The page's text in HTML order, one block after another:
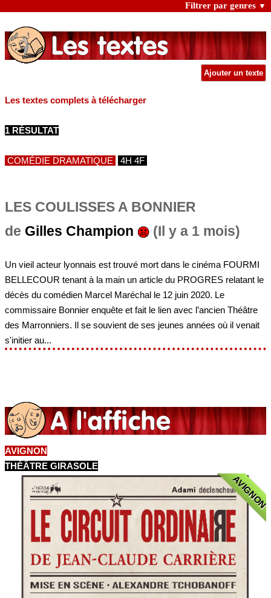
Filtrer par genres ▼
Ajouter un texte
Les textes complets à télécharger
1 RÉSULTAT
COMÉDIE DRAMATIQUE 4H 4F
LES COULISSES A BONNIER
de Gilles Champion (Il y a 1 mois)
Un vieil acteur lyonnais est trouvé mort dans le cinéma FOURMI
BELLECOUR tenant à la main un article du PROGRES relatant le
décès du comédien Marcel Maréchal le 12 juin 2020. Le
commissaire Bonnier enquête et fait le lien avec l’ancien Théâtre
des Marronniers. Il se souvient de ses jeunes années où il venait
s'initier au...
AVIGNON
THÉÂTRE GIRASOLE
AVIGNON